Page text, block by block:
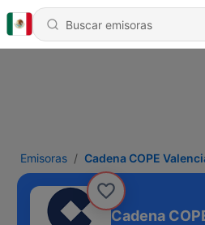
Emisoras Cadena COPE
Cadena